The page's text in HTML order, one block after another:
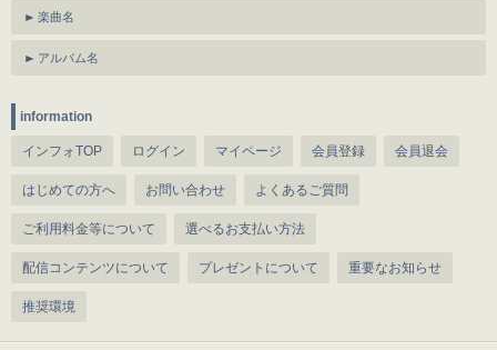
楽曲名
アルバム名
information
インフォTOP ログイン マイページ 会員登録 会員退会
はじめての方へ お問い合わせ よくあるご質問
ご利用料金等について 選べるお支払い方法
配信コンテンツについて プレゼントについて 重要なお知らせ
推奨環境